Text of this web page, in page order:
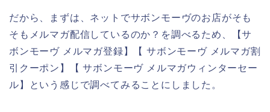
だから、まずは、ネットでサボンモーヴのお店がそも
そもメルマガ配信しているのか？を調べるため、【サ
ボンモーヴ メルマガ登録】【 サボンモーヴ メルマガ割
引クーポン】【 サボンモーヴ メルマガウィンターセー
ル】という感じで調べてみることにしました。